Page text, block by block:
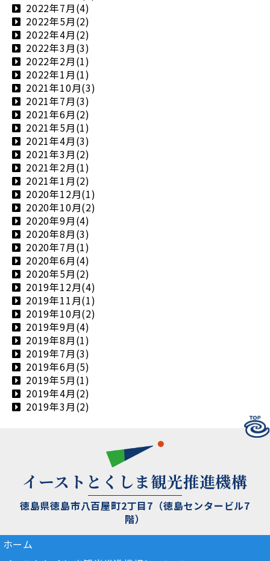
2022年7月(4)
2022年5月(2)
2022年4月(2)
2022年3月(3)
2022年2月(1)
2022年1月(1)
2021年10月(3)
2021年7月(3)
2021年6月(2)
2021年5月(1)
2021年4月(3)
2021年3月(2)
2021年2月(1)
2021年1月(2)
2020年12月(1)
2020年10月(2)
2020年9月(4)
2020年8月(3)
2020年7月(1)
2020年6月(4)
2020年5月(2)
2019年12月(4)
2019年11月(1)
2019年10月(2)
2019年9月(4)
2019年8月(1)
2019年7月(3)
2019年6月(5)
2019年5月(1)
2019年4月(2)
2019年3月(2)
イーストとくしま観光推進機構
徳島県徳島市八百屋町2丁目7（徳島センタービル7
階）
ホーム